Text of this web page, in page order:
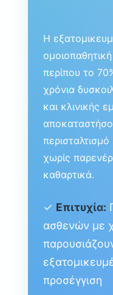
Η
περίπου το
χρόνια
και κλινικής
χωρίς
καθαρτικά.
✓ Επιτυχία:
ασθενών με
προσέγγιση